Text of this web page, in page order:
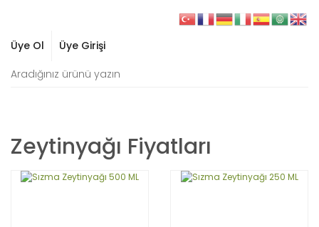
Üye Ol Üye Girişi
Zeytinyağı Fiyatları